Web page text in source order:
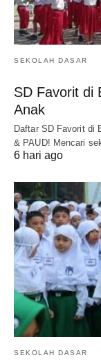
SEKOLAH DASAR
SD Favorit di
Anak
Daftar SD Favorit di
& PAUD! Mencari
6 hari ago
SEKOLAH DASAR